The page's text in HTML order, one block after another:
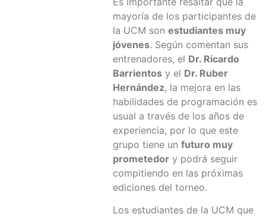
mayoría de los participantes de
la UCM son estudiantes muy
jóvenes. Según comentan sus
entrenadores, el Dr. Ricardo
Barrientos y el Dr. Ruber
Hernández, la mejora en las
habilidades de programación es
usual a través de los años de
experiencia, por lo que este
grupo tiene un futuro muy
prometedor y podrá seguir
compitiendo en las próximas
ediciones del torneo.
Los estudiantes de la UCM que